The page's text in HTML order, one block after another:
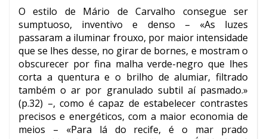
O estilo de Mário de Carvalho consegue ser
sumptuoso, inventivo e denso – «As luzes
passaram a iluminar frouxo, por maior intensidade
que se lhes desse, no girar de bornes, e mostram o
obscurecer por fina malha verde-negro que lhes
corta a quentura e o brilho de alumiar, filtrado
também o ar por granulado subtil aí pasmado.»
(p.32) –, como é capaz de estabelecer contrastes
precisos e energéticos, com a maior economia de
meios – «Para lá do recife, é o mar prado